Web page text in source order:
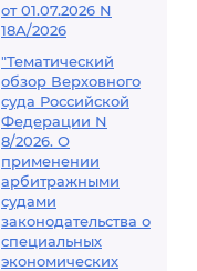
от 01.07.2026 N
18А/2026
"Тематический
обзор Верховного
суда Российской
Федерации N
8/2026. О
применении
арбитражными
судами
законодательства о
специальных
экономических